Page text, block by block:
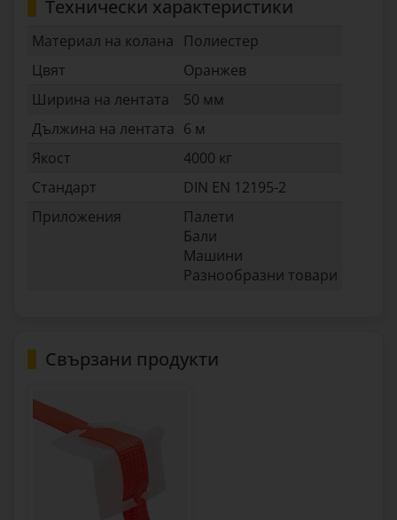
Технически характеристики
Материал на колана
Полиестер
Цвят
Оранжев
Ширина на лентата
50 мм
Дължина на лентата 6 м
Якост
4000 кг
Стандарт
DIN EN 12195-2
Приложения
Палети
Бали
Машини
Разнообразни товари
Свързани продукти